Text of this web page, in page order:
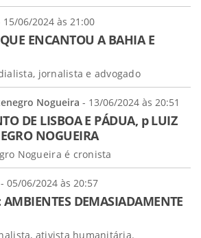
15/06/2024 às 21:00
ENCANTOU A BAHIA E
jornalista e advogado
Nogueira - 13/06/2024 às 20:51
DE LISBOA E PÁDUA, p LUIZ
NOGUEIRA
Nogueira é cronista
- 05/06/2024 às 20:57
DEMASIADAMENTE
ativista humanitária.